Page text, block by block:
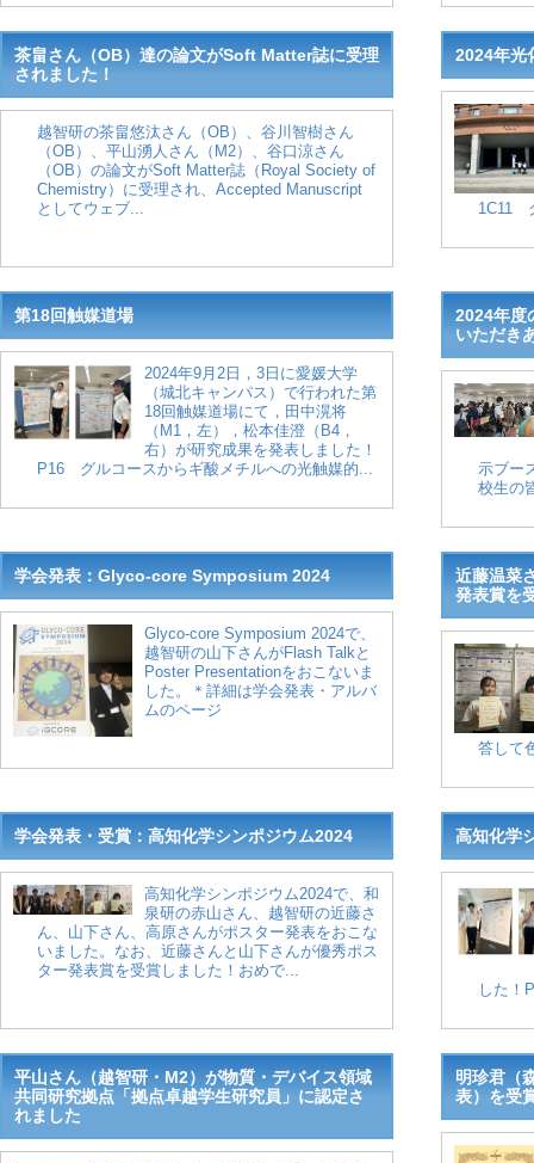
茶畠さん（OB）達の論文がSoft Matter誌に受理
されました！
越智研の茶畠悠汰さん（OB）、谷川智樹さん
（OB）、平山湧人さん（M2）、谷口涼さん
（OB）の論文がSoft Matter誌（Royal Society of
Chemistry）に受理され、Accepted Manuscript
としてウェブ...
2024年光
1C11
第18回触媒道場
2024年9月2日，3日に愛媛大学
（城北キャンパス）で行われた第
18回触媒道場にて，田中滉将
（M1，左），松本佳澄（B4，
右）が研究成果を発表しました！
P16 グルコースからギ酸メチルへの光触媒的...
2024年度
いただき
示ブー
校生の
学会発表：Glyco-core Symposium 2024
Glyco-core Symposium 2024で、
越智研の山下さんがFlash Talkと
Poster Presentationをおこないま
した。＊詳細は学会発表・アルバ
ムのページ
近藤温菜
発表賞を
答して
学会発表・受賞：高知化学シンポジウム2024
高知化学シンポジウム2024で、和
泉研の赤山さん、越智研の近藤さ
ん、山下さん、高原さんがポスター発表をおこな
いました。なお、近藤さんと山下さんが優秀ポス
ター発表賞を受賞しました！おめで...
高知化学
した！
平山さん（越智研・M2）が物質・デバイス領域
共同研究拠点「拠点卓越学生研究員」に認定さ
れました
明珍君（
表）を受